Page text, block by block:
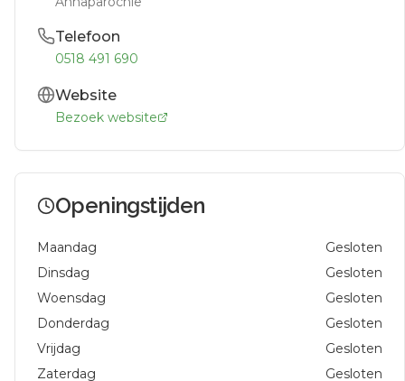
Telefoon
0518 491 690
Website
Bezoek website
Openingstijden
Maandag
Gesloten
Dinsdag
Gesloten
Woensdag
Gesloten
Donderdag
Gesloten
Vrijdag
Gesloten
Zaterdag
Gesloten